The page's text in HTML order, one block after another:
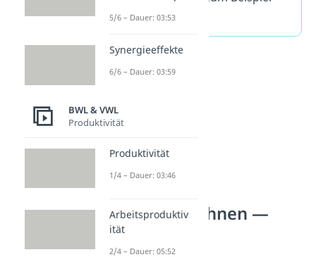
den Gewinn.
Umsatz berechnen —
Beispiel
5/6 – Dauer: 03:53
Synergieeffekte
6/6 – Dauer: 03:59
BWL & VWL
Produktivität
Produktivität
1/4 – Dauer: 03:46
Arbeitsproduktiv
ität
2/4 – Dauer: 05:52